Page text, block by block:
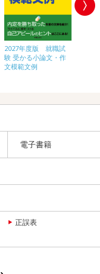
2027年度版 就職試
験 受かる小論文・作
文模範文例
電子書籍
正誤表